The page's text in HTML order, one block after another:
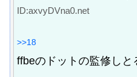
ID:axvyDVna0.net
>>18
ffbeのドットの監修しと